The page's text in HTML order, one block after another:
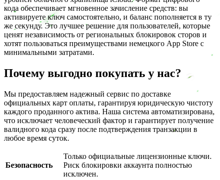
кода обеспечивает мгновенное зачисление средств: вы
активируете ключ самостоятельно, и баланс пополняется в ту
же секунду. Это лучшее решение для пользователей, которые
ценят независимость от региональных блокировок сторов и
хотят пользоваться преимуществами немецкого App Store с
минимальными затратами.
Почему выгодно покупать у нас?
Мы предоставляем надежный сервис по доставке
официальных карт оплаты, гарантируя юридическую чистоту
каждого проданного актива. Наша система автоматизирована,
что исключает человеческий фактор и гарантирует получение
валидного кода сразу после подтверждения транзакции в
любое время суток.
Безопасность
Только официальные лицензионные ключи.
Риск блокировки аккаунта полностью
исключен.